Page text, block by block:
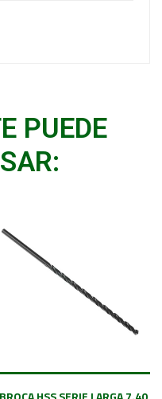
PUEDE